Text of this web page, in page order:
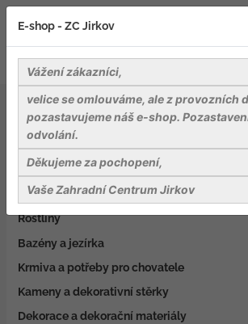
Delikatesy
Záhradnické potřeby
Nářadí a pomůcky
Osiva
Rostliny
Bazény a jezírka
Krmiva a potřeby pro chovatele
Kameny a dekorativní stěrky
Dekorace a dekorační materiály
E-shop - ZC Jirkov
Vážení zákazníci,
velice se omlouváme, ale z provozních
pozastavujeme náš e-shop.
odvolání.
Děkujeme za pochopení,
Vaše Zahradní Centrum Jirkov